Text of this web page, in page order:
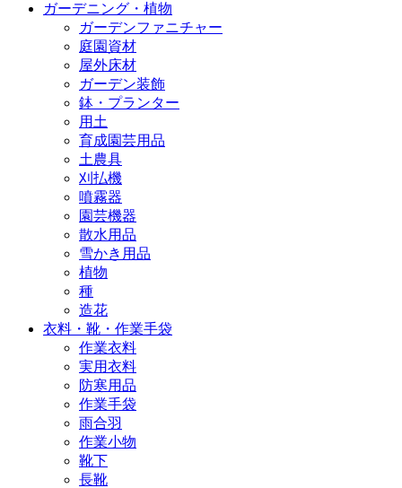
ガーデニング・植物
ガーデンファニチャー
庭園資材
屋外床材
ガーデン装飾
鉢・プランター
用土
育成園芸用品
土農具
刈払機
噴霧器
園芸機器
散水用品
雪かき用品
植物
種
造花
衣料・靴・作業手袋
作業衣料
実用衣料
防寒用品
作業手袋
雨合羽
作業小物
靴下
長靴